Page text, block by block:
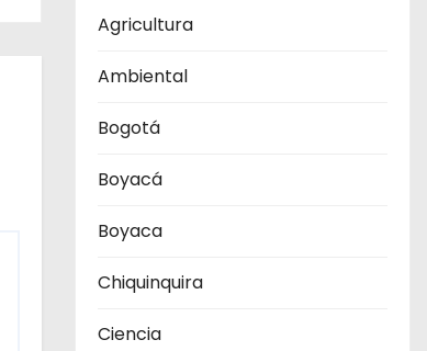
Agricultura
Ambiental
Bogotá
Boyacá
Boyaca
Chiquinquira
Ciencia